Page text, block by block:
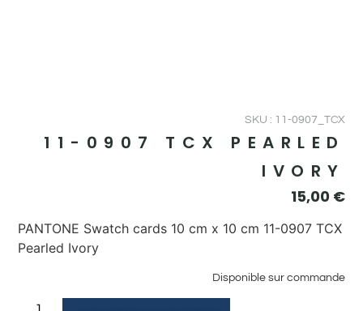
SKU : 11-0907_TCX
11-0907 TCX PEARLED
IVORY
15,00 €
PANTONE Swatch cards 10 cm x 10 cm 11-0907 TCX
Pearled Ivory
Disponible sur commande